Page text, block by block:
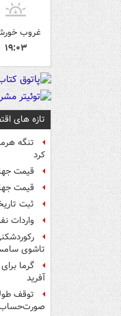
غروب
۱۹:۰۳
تازه های
تنگه
کرد
قیمت جهانی
قیمت جهانی
ثبت
واردات
تاشوی
گرما
آفرید
توقف
صورت‌حساب